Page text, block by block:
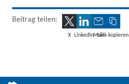
Beitrag teilen:
X LinkedInMailLink kopieren